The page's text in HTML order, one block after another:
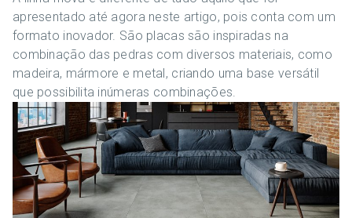
apresentado até agora neste artigo, pois conta com um
formato inovador. São placas são inspiradas na
combinação das pedras com diversos materiais, como
madeira, mármore e metal, criando uma base versátil
que possibilita inúmeras combinações.